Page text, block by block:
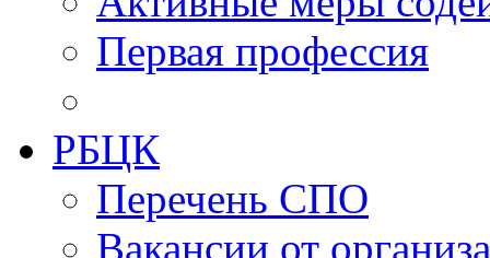
Первая профессия
РБЦК
Перечень СПО
Вакансии от